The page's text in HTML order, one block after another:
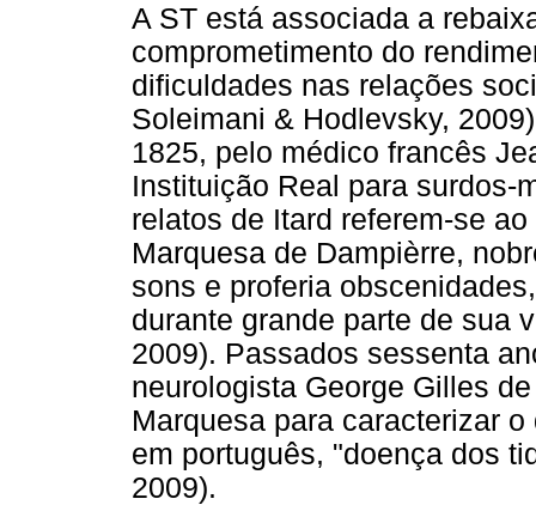
A ST está associada a
comprometimento do
dificuldades nas relações
Soleimani & Hodlevsky,
1825, pelo médico francês
Instituição Real para surdos-
relatos de Itard referem-se
Marquesa de Dampièrre,
sons e proferia
durante grande parte de sua
2009). Passados sessenta
neurologista George Gilles
Marquesa para caracterizar
em português, "doença dos
2009).